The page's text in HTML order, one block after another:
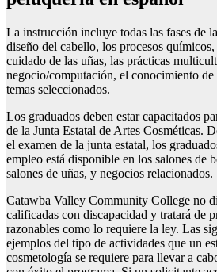
La instrucción incluye todas las fases de
diseño del cabello, los procesos
cuidado de las uñas, las prácticas
negocio/computación, el conocimiento
temas seleccionados.
Los graduados deben estar capacitados
de la Junta Estatal de Artes Cosméticas.
el examen de la junta estatal, los
empleo está disponible en los salones de
salones de uñas, y negocios relacionados.
Catawba Valley Community College no
calificadas con discapacidad y tratará de
razonables como lo requiere la ley. Las
ejemplos del tipo de actividades que un
cosmetología se requiere para llevar a